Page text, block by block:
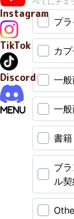
Instagram
TikTok
Discord
MENU